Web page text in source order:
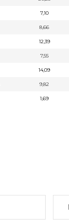
7,10
8,66
12,39
7,55
14,09
9,82
1,69